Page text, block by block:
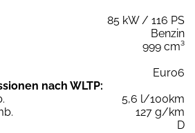
85 kW / 116 PS
Benzin
999 cm³
Euro6
nach WLTP:
5,6 l/100km
127 g/km
D